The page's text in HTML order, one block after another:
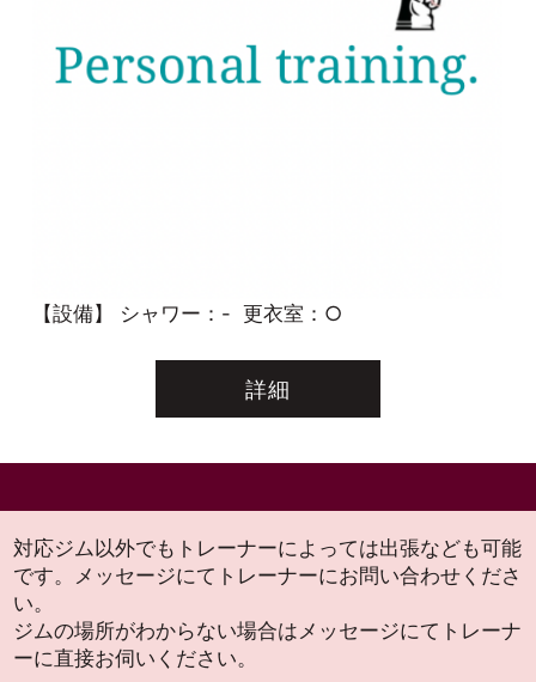
【設備】 シャワー：- 更衣室：○
詳細
対応ジム以外でもトレーナーによっては出張なども可能
です。メッセージにてトレーナーにお問い合わせくださ
い。
ジムの場所がわからない場合はメッセージにてトレーナ
ーに直接お伺いください。